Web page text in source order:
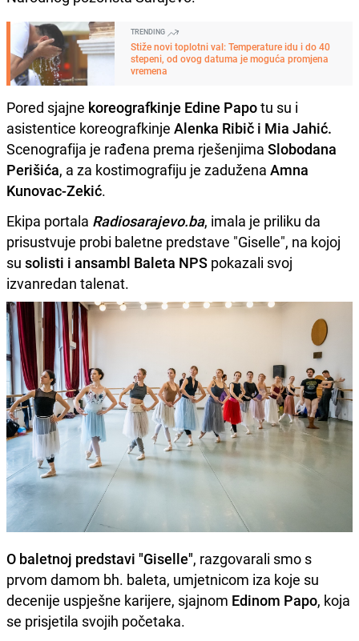
TRENDING
Stiže novi toplotni val: Temperature idu i do 40
stepeni, od ovog datuma je moguća promjena
vremena
Pored sjajne koreografkinje Edine Papotu su i
asistentice koreografkinje Alenka Ribič i Mia Jahić.
Scenografija je rađena prema rješenjima Slobodana
Perišića, a za kostimografiju je zadužena Amna
Kunovac-Zekić.
Ekipa portala Radiosarajevo.ba, imala je priliku da
prisustvuje probi baletne predstave "Giselle", na kojoj
su solisti i ansambl Baleta NPS pokazali svoj
izvanredan talenat.
O baletnoj predstavi "Giselle", razgovarali smo s
prvom damom bh. baleta, umjetnicom iza koje su
decenije uspješne karijere, sjajnom Edinom Papo, koja
se prisjetila svojih početaka.